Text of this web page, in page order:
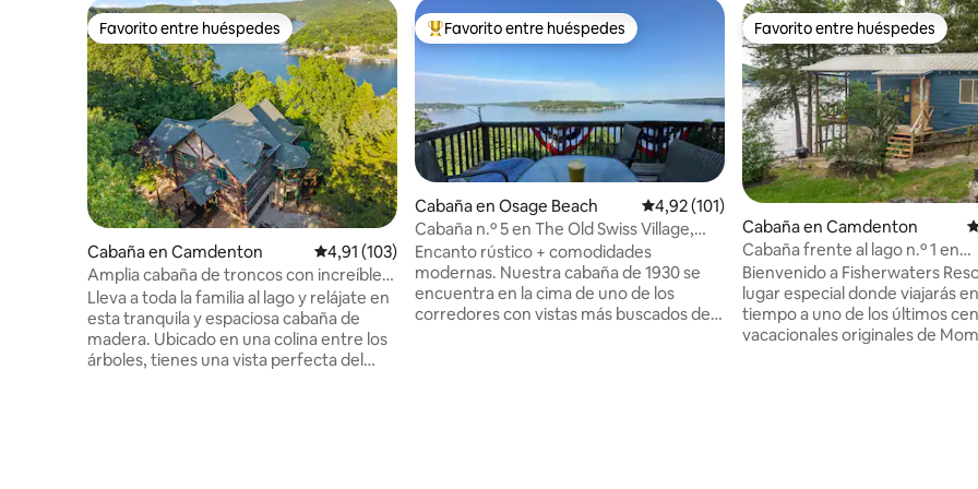
Favorito entre huéspedes
Favorito entre huéspedes
Cabaña en Camdenton Calificación promedio: 4,91 de 5. 103 evaluaciones
4,91 (103)
Amplia cabaña de troncos con increíbles
vistas al lago
Lleva a toda la familia al lago y relájate en
esta tranquila y espaciosa cabaña de
madera. Ubicado en una colina entre los
árboles, tienes una vista perfecta del
Favorito entre los huéspedes más destacados
Favorito entre huéspedes
Cabaña en Osage Beach Calificación promedio: 4,92 de 5. 101
4,92 (101)
Cabaña n.º 5 en The Old Swiss Village,
¡con vistas al lago!
Encanto rústico + comodidades
modernas. Nuestra cabaña de 1930 se
encuentra en la cima de uno de los
corredores con vistas más buscados del
Favorito entre huéspedes
Favorito entre huéspedes
Cabaña en Camdenton
Cabaña frente al lago n.º 1 en
Fisherwaters Resort
Bienvenido a Fisherwaters
lugar especial donde viajarás
tiempo a uno de los últimos
vacacionales originales de